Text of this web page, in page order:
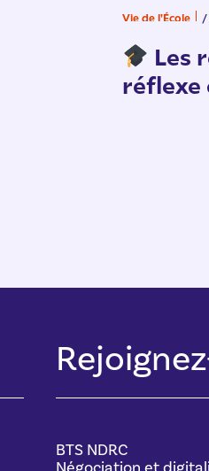
Vie de l'École /
Les
réflexe
BTS NDRC